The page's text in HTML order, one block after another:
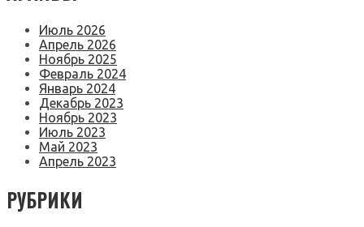
Июль 2026
Апрель 2026
Ноябрь 2025
Февраль 2024
Январь 2024
Декабрь 2023
Ноябрь 2023
Июль 2023
Май 2023
Апрель 2023
РУБРИКИ